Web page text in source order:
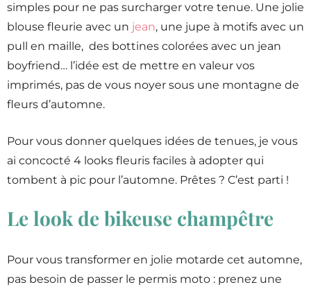
simples pour ne pas surcharger votre tenue. Une jolie
blouse fleurie avec un jean, une jupe à motifs avec un
pull en maille, des bottines colorées avec un jean
boyfriend… l’idée est de mettre en valeur vos
imprimés, pas de vous noyer sous une montagne de
fleurs d’automne.
Pour vous donner quelques idées de tenues, je vous
ai concocté 4 looks fleuris faciles à adopter qui
tombent à pic pour l’automne. Prêtes ? C’est parti !
Le look de bikeuse champêtre
Pour vous transformer en jolie motarde cet automne,
pas besoin de passer le permis moto : prenez une